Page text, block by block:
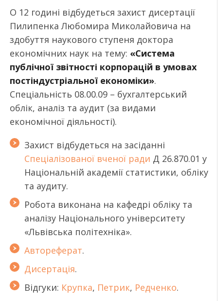
О 12 годині відбудеться захист дисертації
Пилипенка Любомира Миколайовича на
здобуття наукового ступеня доктора
економічних наук на тему: «Система
публічної звітності корпорацій в умовах
постіндустріальної економіки».
Спеціальність 08.00.09 – бухгалтерський
облік, аналіз та аудит (за видами
економічної діяльності).
Захист відбудеться на засіданні
Спеціалізованої вченої ради Д 26.870.01 у
Національній академії статистики, обліку
та аудиту.
Робота виконана на кафедрі обліку та
аналізу Національного університету
«Львівська політехніка».
Автореферат.
Дисертація.
Відгуки: Крупка, Петрик, Редченко.